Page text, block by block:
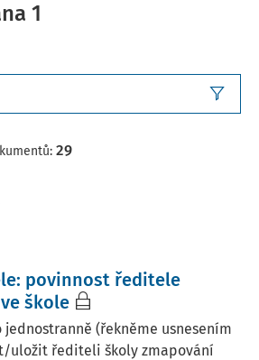
1
29
povinnost ředitele
škole
(řekněme usnesením
uložit řediteli školy zmapování